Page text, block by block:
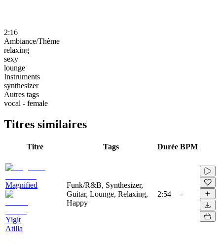
2:16
Ambiance/Thème
relaxing
sexy
lounge
Instruments
synthesizer
Autres tags
vocal - female
Titres similaires
Titre Tags Durée BPM
Magnified
Yigit
Atilla
Funk/R&B, Synthesizer,
Guitar, Lounge, Relaxing,
Happy
2:54 -